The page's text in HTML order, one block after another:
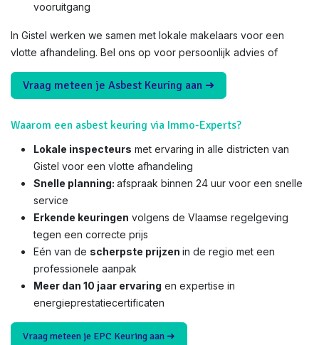
vooruitgang
In Gistel werken we samen met lokale makelaars voor een
vlotte afhandeling. Bel ons op voor persoonlijk advies of
Vraag meteen je Asbest Keuring aan ➜
Waarom een asbest keuring via Immo-Experts?
Lokale inspecteurs met ervaring in alle districten van
Gistel voor een vlotte afhandeling
Snelle planning: afspraak binnen 24 uur voor een snelle
service
Erkende keuringen volgens de Vlaamse regelgeving
tegen een correcte prijs
Eén van de scherpste prijzen in de regio met een
professionele aanpak
Meer dan 10 jaar ervaring en expertise in
energieprestatiecertificaten
Vraag meteen je EPC Keuring aan ➜